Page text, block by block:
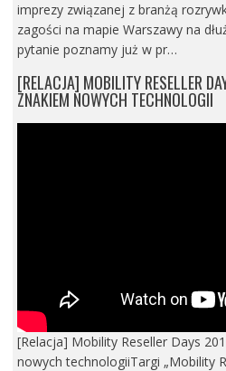
imprezy związanej z branżą
zagości na mapie Warszawy na
pytanie poznamy już w pr…
[RELACJA] MOBILITY RESELLER
ZNAKIEM NOWYCH TECHNOLOGII
[Relacja] Mobility Reseller Days
nowych technologiiTargi „Mobility